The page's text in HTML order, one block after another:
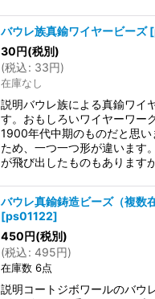
バウレ族真鍮ワイヤービーズ [
30円(税別)
(税込: 33円)
在庫なし
説明バウレ族による真鍮ワイ
す。おもしろいワイヤーワー
1900年代中期のものだと思
ため、一つ一つ形が違います
が飛び出したものもあります
バウレ真鍮鋳造ビーズ（複数
[ps01122]
450円(税別)
(税込: 495円)
在庫数 6点
説明コートジボワールのバウ